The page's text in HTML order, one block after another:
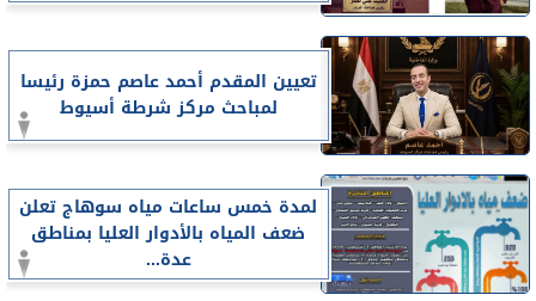
تعيين المقدم أحمد عاصم حمزة رئيسا
لمباحث مركز شرطة أسيوط
لمدة خمس ساعات مياه سوهاج تعلن
ضعف المياه بالأدوار العليا بمناطق
عدة...